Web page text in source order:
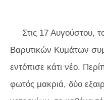
Στις 17 Αυγούστου,
Βαρυτικών Κυμάτων
εντόπισε κάτι νέο.
φωτός μακριά, δύο